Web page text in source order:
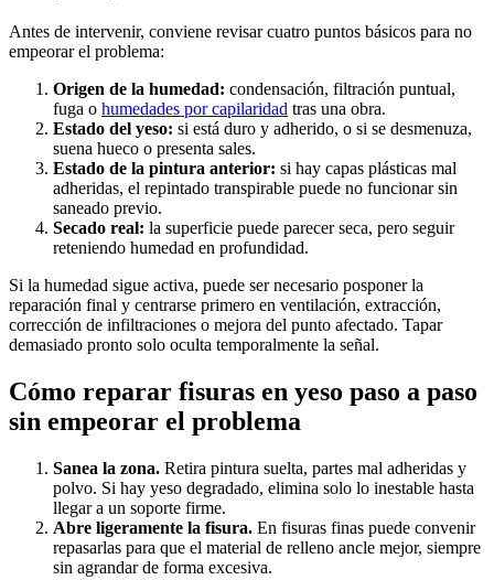
Antes de intervenir, conviene revisar cuatro puntos básicos para no
empeorar el problema:
Origen de la humedad: condensación, filtración puntual,
fuga o humedades por capilaridad tras una obra.
Estado del yeso: si está duro y adherido, o si se desmenuza,
suena hueco o presenta sales.
Estado de la pintura anterior: si hay capas plásticas mal
adheridas, el repintado transpirable puede no funcionar sin
saneado previo.
Secado real: la superficie puede parecer seca, pero seguir
reteniendo humedad en profundidad.
Si la humedad sigue activa, puede ser necesario posponer la
reparación final y centrarse primero en ventilación, extracción,
corrección de infiltraciones o mejora del punto afectado. Tapar
demasiado pronto solo oculta temporalmente la señal.
Cómo reparar fisuras en yeso paso a paso
sin empeorar el problema
Sanea la zona. Retira pintura suelta, partes mal adheridas y
polvo. Si hay yeso degradado, elimina solo lo inestable hasta
llegar a un soporte firme.
Abre ligeramente la fisura. En fisuras finas puede convenir
repasarlas para que el material de relleno ancle mejor, siempre
sin agrandar de forma excesiva.